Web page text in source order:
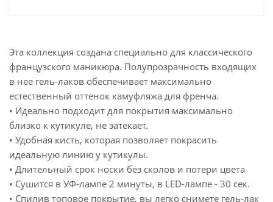
Эта коллекция создана специально для классического
французского маникюра. Полупрозрачность входящих
в нее гель-лаков обеспечивает максимально
естественный оттенок камуфляжа для френча.
• Идеально подходит для покрытия максимально
близко к кутикуле, не затекает.
• Удобная кисть, которая позволяет покрасить
идеальную линию у кутикулы.
• Длительный срок носки без сколов и потери цвета
• Сушится в УФ-лампе 2 минуты, в LED-лампе - 30 сек.
• Спилив топовое покрытие, вы легко снимете гель-лак